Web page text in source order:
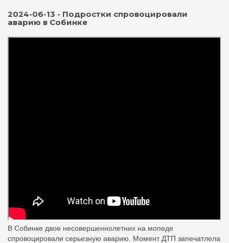
2024-06-13 - Подростки спровоцировали
аварию в Собинке
В Собинке двое несовершеннолетних на мопеде
спровоцировали серьезную аварию. Момент ДТП запечатлела